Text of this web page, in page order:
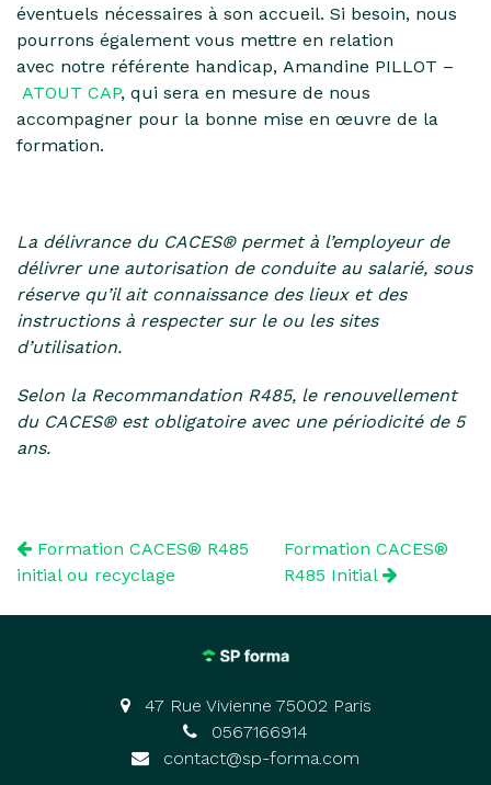
éventuels nécessaires à son accueil. Si besoin, nous
pourrons également vous mettre en relation
avec notre référente handicap, Amandine PILLOT –
ATOUT CAP, qui sera en mesure de nous
accompagner pour la bonne mise en œuvre de la
formation.
La délivrance du CACES® permet à l’employeur de
délivrer une autorisation de conduite au salarié, sous
réserve qu’il ait connaissance des lieux et des
instructions à respecter sur le ou les sites
d’utilisation.
Selon la Recommandation R485, le renouvellement
du CACES® est obligatoire avec une périodicité de 5
ans.
Formation CACES® R485
initial ou recyclage
Formation CACES®
R485 Initial
47 Rue Vivienne 75002 Paris
0567166914
contact@sp-forma.com